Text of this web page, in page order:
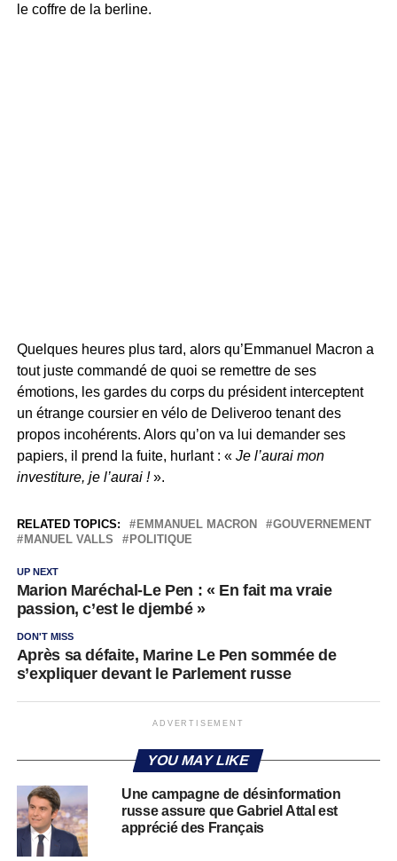
le coffre de la berline.
Quelques heures plus tard, alors qu’Emmanuel Macron a
tout juste commandé de quoi se remettre de ses
émotions, les gardes du corps du président interceptent
un étrange coursier en vélo de Deliveroo tenant des
propos incohérents. Alors qu’on va lui demander ses
papiers, il prend la fuite, hurlant : « Je l’aurai mon
investiture, je l’aurai !».
RELATED TOPICS: EMMANUEL MACRON
GOUVERNEMENT
MANUEL VALLS
POLITIQUE
UP NEXT
Marion Maréchal-Le Pen : « En fait ma vraie
passion, c’est le djembé »
DON'T MISS
Après sa défaite, Marine Le Pen sommée de
s’expliquer devant le Parlement russe
ADVERTISEMENT
YOU MAY LIKE
Une campagne de désinformation
russe assure que Gabriel Attal est
apprécié des Français